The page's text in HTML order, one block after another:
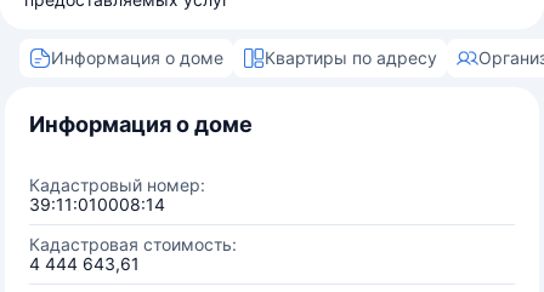
Информация о доме Квартиры по адресу
Информация о доме
Кадастровый номер:
39:11:010008:14
Кадастровая стоимость:
4 444 643,61